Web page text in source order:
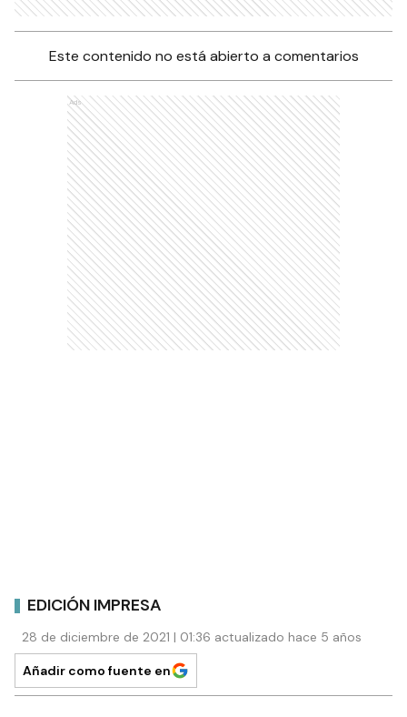
Este contenido no está abierto a comentarios
Ads
EDICIÓN IMPRESA
28 de diciembre de 2021 | 01:36 actualizado hace 5 años
Añadir como fuente en